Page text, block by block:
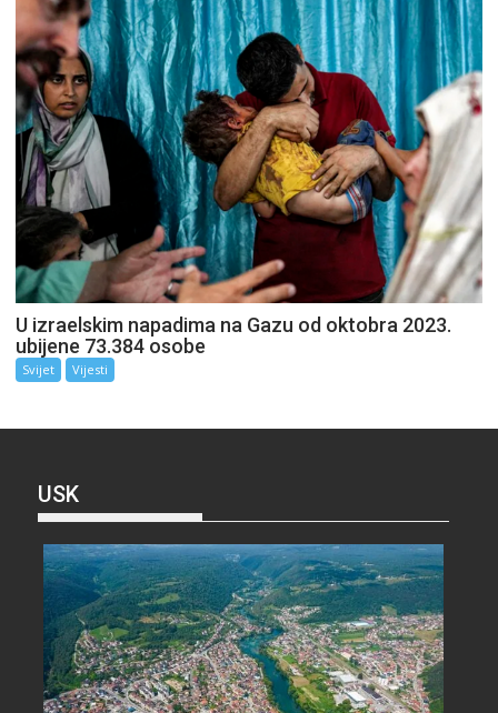
U izraelskim napadima na Gazu od oktobra 2023.
ubijene 73.384 osobe
Svijet Vijesti
USK